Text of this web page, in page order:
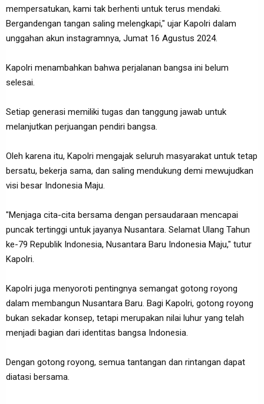
mempersatukan, kami tak berhenti untuk terus mendaki.
Bergandengan tangan saling melengkapi," ujar Kapolri dalam
unggahan akun instagramnya, Jumat 16 Agustus 2024.
Kapolri menambahkan bahwa perjalanan bangsa ini belum
selesai.
Setiap generasi memiliki tugas dan tanggung jawab untuk
melanjutkan perjuangan pendiri bangsa.
Oleh karena itu, Kapolri mengajak seluruh masyarakat untuk tetap
bersatu, bekerja sama, dan saling mendukung demi mewujudkan
visi besar Indonesia Maju.
"Menjaga cita-cita bersama dengan persaudaraan mencapai
puncak tertinggi untuk jayanya Nusantara. Selamat Ulang Tahun
ke-79 Republik Indonesia, Nusantara Baru Indonesia Maju," tutur
Kapolri.
Kapolri juga menyoroti pentingnya semangat gotong royong
dalam membangun Nusantara Baru. Bagi Kapolri, gotong royong
bukan sekadar konsep, tetapi merupakan nilai luhur yang telah
menjadi bagian dari identitas bangsa Indonesia.
Dengan gotong royong, semua tantangan dan rintangan dapat
diatasi bersama.